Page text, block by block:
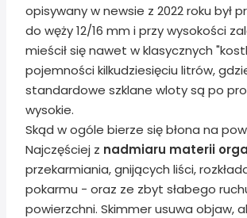
opisywany w newsie z 2022 roku był
do węży 12/16 mm i przy wysokości
mieścił się nawet w klasycznych
pojemności kilkudziesięciu litrów,
standardowe szklane wloty są po
wysokie.
Skąd w ogóle bierze się błona na
Najczęściej z nadmiaru materii
przekarmiania, gnijących liści,
pokarmu - oraz ze zbyt słabego
powierzchni. Skimmer usuwa objaw,